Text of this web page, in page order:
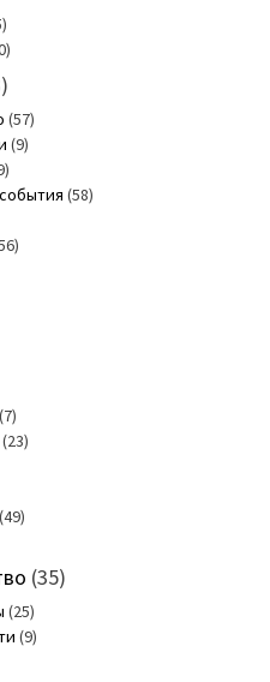
(57)
(9)
(58)
(7)
(23)
(49)
(35)
(25)
(9)